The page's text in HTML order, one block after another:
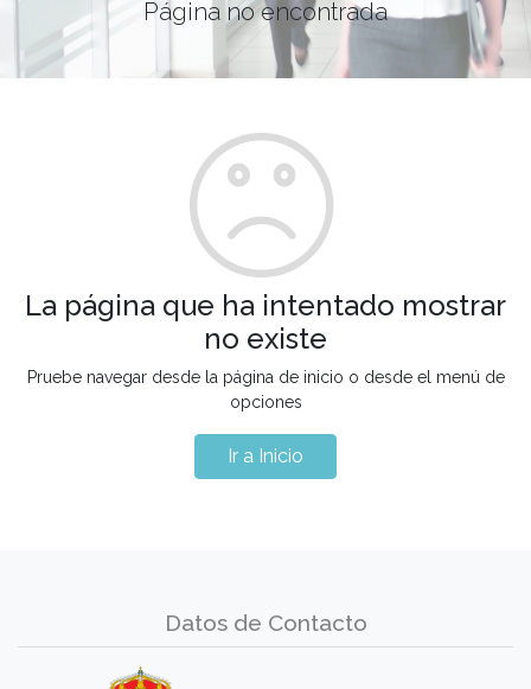
Página no encontrada
La página que ha intentado mostrar
no existe
Pruebe navegar desde la página de inicio o desde el menú de
opciones
Ir a Inicio
Datos de Contacto